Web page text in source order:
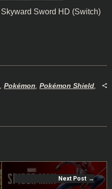
Sword HD (Switch)
, Pokémon, Pokémon Shield,
Next Post